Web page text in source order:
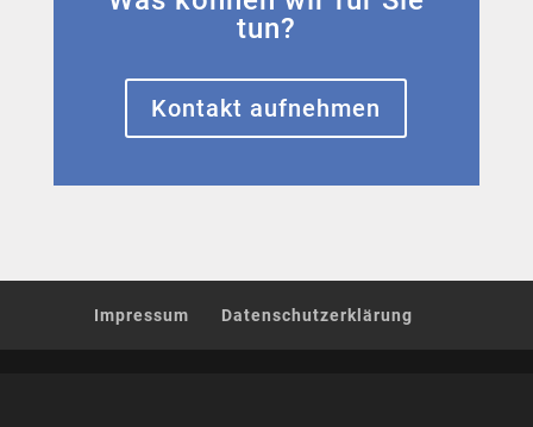
tun?
Kontakt aufnehmen
Impressum Datenschutzerklärung